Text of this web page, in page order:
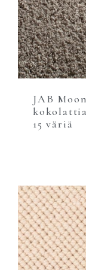
JAB
15 väriä